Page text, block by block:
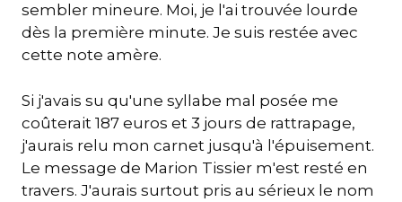
sembler mineure. Moi, je l'ai trouvée lourde
dès la première minute. Je suis restée avec
cette note amère.
Si j'avais su qu'une syllabe mal posée me
coûterait 187 euros et 3 jours de rattrapage,
j'aurais relu mon carnet jusqu'à l'épuisement.
Le message de Marion Tissier m'est resté en
travers. J'aurais surtout pris au sérieux le nom